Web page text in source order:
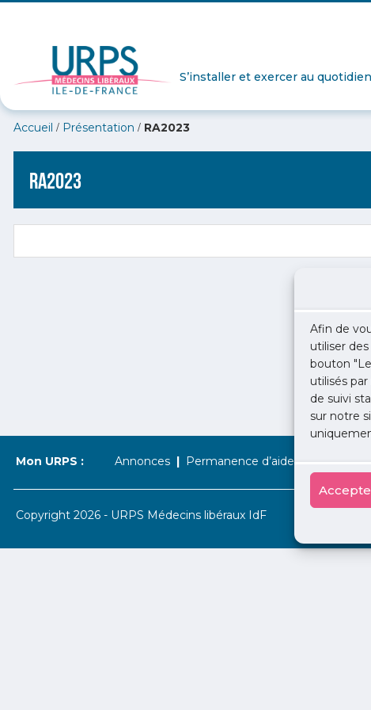
Afin de
utiliser
bouton
utilisés
de suivi
sur notre
S’installer et exercer au quotidien
Accueil / Présentation / RA2023
RA2023
Mon URPS : Annonces Permanence d’aide à l’installation
Copyright 2026 - URPS Médecins libéraux IdF